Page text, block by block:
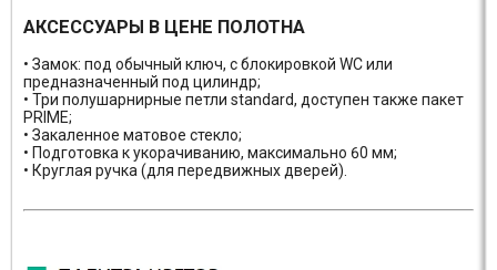
АКСЕССУАРЫ В ЦЕНЕ ПОЛОТНА
• Замок: под обычный ключ, с блокировкой WC или
предназначенный под цилиндр;
• Три полушарнирные петли standard, доступен также пакет
PRIME;
• Закаленное матовое стекло;
• Подготовка к укорачиванию, максимально 60 мм;
• Круглая ручка (для передвижных дверей).